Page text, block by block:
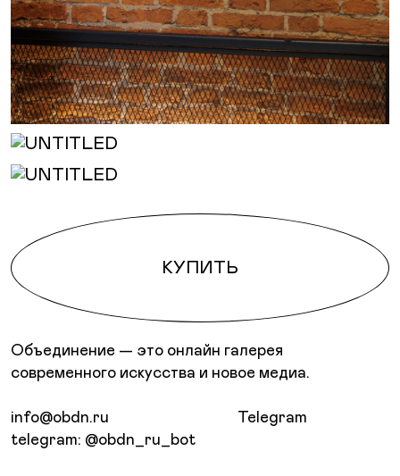
КУПИТЬ
Объединение — это онлайн галерея
современного искусства и новое медиа.
info@obdn.ru
telegram: @obdn_ru_bot
Telegram